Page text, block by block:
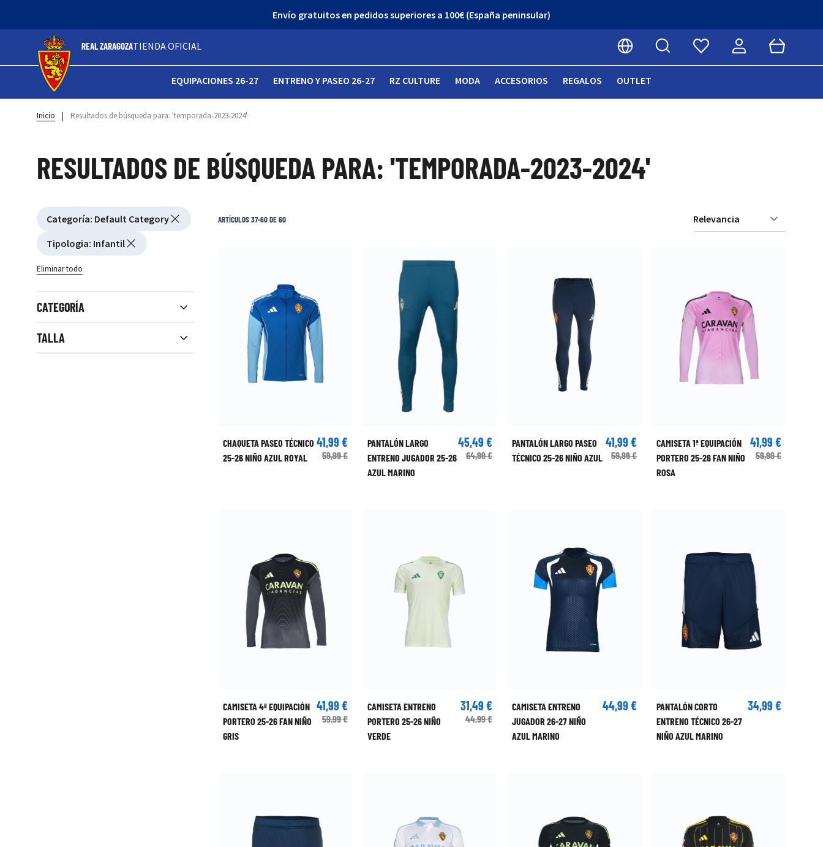
¡Descubre nuestro Outlet con grandes descuentos!
REAL ZARAGOZATIENDA OFICIAL
Buscar Cart
EQUIPACIONES 26-27 ENTRENO Y PASEO 26-27 RZ CULTURE MODA ACCESORIOS REGALOS OUTLET
Inicio | Resultados de búsqueda para: 'temporada-2023-2024'
RESULTADOS DE BÚSQUEDA PARA: 'TEMPORADA-2023-2024'
Ver filtros
Active filtering
Categoría: Default Category
Tipologia: Infantil
Eliminar todo
Close filters
CATEGORÍA
TALLA
ARTÍCULOS37-60DE60
CHAQUETA PASEO TÉCNICO
25-26 NIÑO AZUL ROYAL
41,99 €
59,99 €
PANTALÓN LARGO
ENTRENO JUGADOR 25-26
AZUL MARINO
45,49 €
64,99 €
PANTALÓN LARGO PASEO
TÉCNICO 25-26 NIÑO AZUL
41,99 €
59,99 €
CAMISETA 1ª EQUIPACIÓN
PORTERO 25-26 FAN NIÑO
ROSA
41,99 €
59,99 €
CAMISETA 4ª EQUIPACIÓN
PORTERO 25-26 FAN NIÑO
GRIS
41,99 €
59,99 €
CAMISETA ENTRENO
PORTERO 25-26 NIÑO
VERDE
31,49 €
44,99 €
CAMISETA ENTRENO
JUGADOR 26-27 NIÑO
AZUL MARINO
44,99 €
PANTALÓN CORTO
ENTRENO TÉCNICO 26-27
NIÑO AZUL MARINO
34,99 €